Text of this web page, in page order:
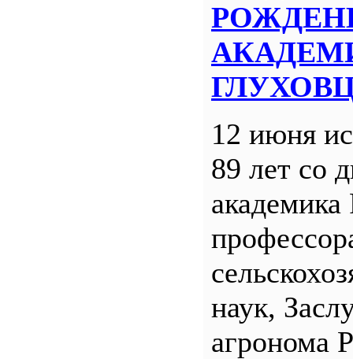
12 июня
89 лет со
наук,
агронома